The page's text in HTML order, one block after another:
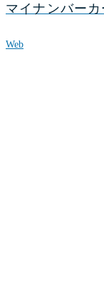
マイナンバー
Web